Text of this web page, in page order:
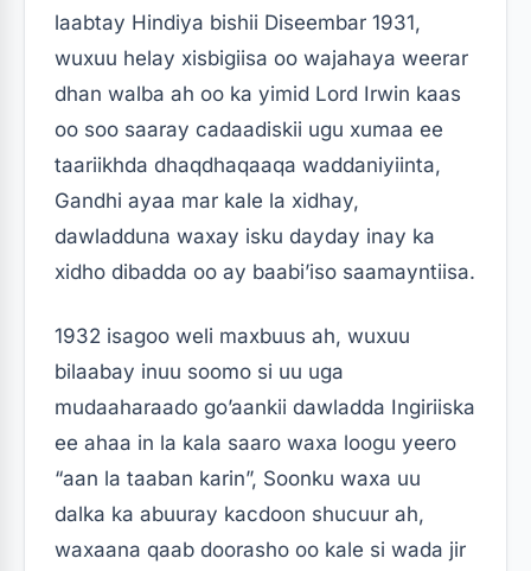
laabtay Hindiya bishii Diseembar 1931,
wuxuu helay xisbigiisa oo wajahaya weerar
dhan walba ah oo ka yimid Lord Irwin kaas
oo soo saaray cadaadiskii ugu xumaa ee
taariikhda dhaqdhaqaaqa waddaniyiinta,
Gandhi ayaa mar kale la xidhay,
dawladduna waxay isku dayday inay ka
xidho dibadda oo ay baabi’iso saamayntiisa.
1932 isagoo weli maxbuus ah, wuxuu
bilaabay inuu soomo si uu uga
mudaaharaado go’aankii dawladda Ingiriiska
ee ahaa in la kala saaro waxa loogu yeero
“aan la taaban karin”, Soonku waxa uu
dalka ka abuuray kacdoon shucuur ah,
waxaana qaab doorasho oo kale si wada jir